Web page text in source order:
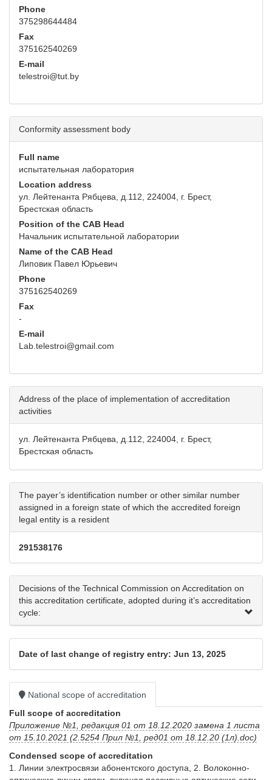
Phone
375298644484
Fax
375162540269
E-mail
telestroi@tut.by
Conformity assessment body
Full name
испытательная лаборатория
Location address
ул. Лейтенанта Рябцева, д.112, 224004, г. Брест,
Брестская область
Position of the CAB Head
Начальник испытательной лаборатории
Name of the CAB Head
Липовик Павел Юрьевич
Phone
375162540269
Fax
-
E-mail
Lab.telestroi@gmail.com
Address of the place of implementation of accreditation
activities
ул. Лейтенанта Рябцева, д.112, 224004, г. Брест,
Брестская область
The payer’s identification number or other similar number
assigned in a foreign state of which the accredited foreign
legal entity is a resident
291538176
Decisions of the Technical Commission on Accreditation on
this accreditation certificate, adopted during it’s accreditation
cycle:
Date of last change of registry entry: Jun 13, 2025
National scope of accreditation
Full scope of accreditation
Приложение №1, редакция 01 от 18.12.2020 замена 1 листа
от 15.10.2021 (2.5254 Прил №1, ред01 от 18.12.20 (1л).doc)
Condensed scope of accreditation
1. Линии электросвязи абонентского доступа, 2. Волоконно-